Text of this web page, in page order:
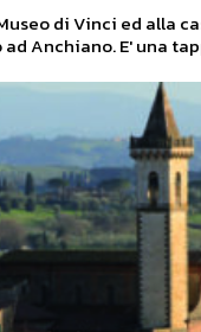
di Vinci ed alla
E' una tappa obbligata